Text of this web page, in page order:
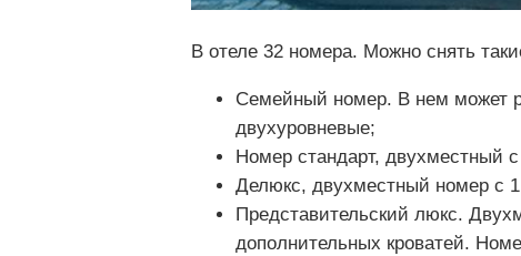
В отеле 32 номера. Можно снять
Семейный номер. В нем может
двухуровневые;
Номер стандарт, двухместный
Делюкс, двухместный номер с
Представительский люкс.
дополнительных кроватей.